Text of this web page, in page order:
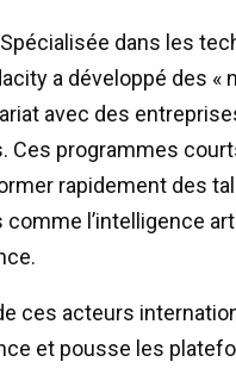
dans les
a développé des «
avec des
Ces programmes
rapidement des
comme l’intelligence
ces acteurs
et pousse les